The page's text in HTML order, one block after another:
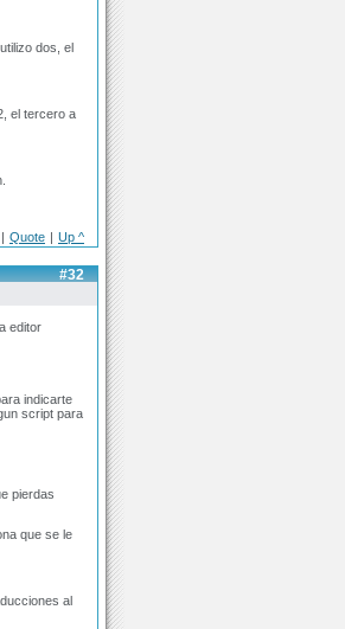
dos, el
el tercero a
| Quote | Up ^
#32
editor
indicarte
script para
pierdas
que se le
al